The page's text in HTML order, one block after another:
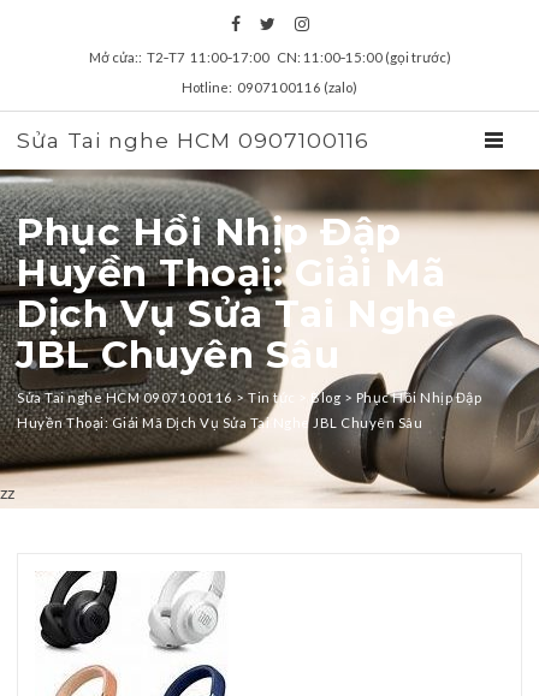
Mở cửa:: T2‑T7 11:00‑17:00 CN: 11:00‑15:00 (gọi trước)
Hotline: 0907100116 (zalo)
Sửa Tai nghe HCM 0907100116
Phục Hồi Nhịp Đập
Huyền Thoại: Giải Mã
Dịch Vụ Sửa Tai Nghe
JBL Chuyên Sâu
Sửa Tai nghe HCM 0907100116>Tin tức Blog > Phục Hồi Nhịp Đập
Huyền Thoại: Giải Mã Dịch Vụ Sửa Tai Nghe JBL Chuyên Sâu
zz